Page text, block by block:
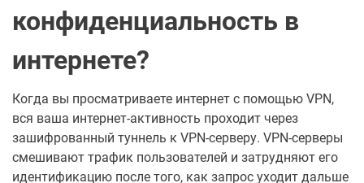
конфиденциальность в
интернете?
Когда вы просматриваете интернет с помощью VPN,
вся ваша интернет-активность проходит через
зашифрованный туннель к VPN-серверу. VPN-серверы
смешивают трафик пользователей и затрудняют его
идентификацию после того, как запрос уходит дальше